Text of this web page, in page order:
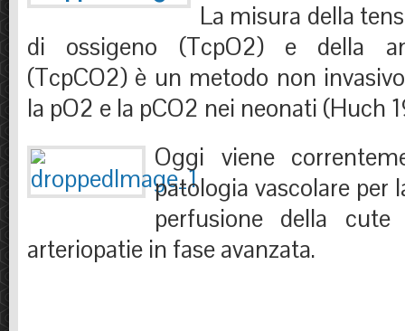
La misura della
di ossigeno (TcpO2) e della
(TcpCO2) è un metodo non
la pO2 e la pCO2 nei neonati (Huch
Oggi viene
patologia vascolare per
perfusione della
arteriopatie in fase avanzata.